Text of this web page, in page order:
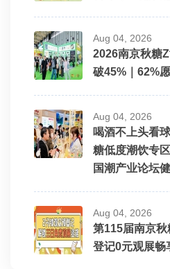
Aug 04, 2026
2026南京秋糖
破45%｜62%
Aug 04, 2026
喝酒不上头看
糖低度潮饮专
国潮产业论坛
Aug 04, 2026
第115届南京
登记0元观展畅